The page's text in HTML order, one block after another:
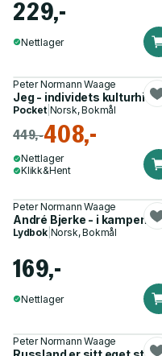
229,-
Nettlager
Peter Normann Waage
Jeg - individets
Pocket| Norsk, Bokmål
449,-408,-
Nettlager
Klikk&Hent
Peter Normann Waage
André Bjerke - i kampens
Lydbok| Norsk, Bokmål
169,-
Nettlager
Peter Normann Waage